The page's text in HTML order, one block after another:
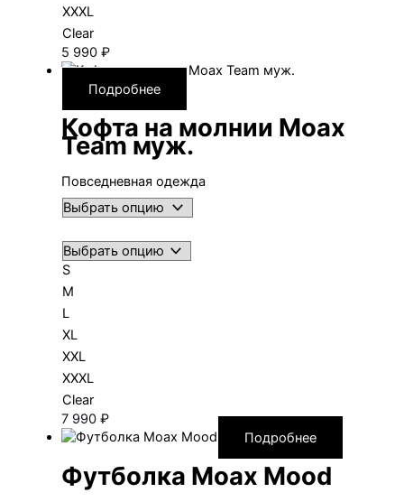
XXXL
Clear
5 990 ₽
Подробнее
Кофта на молнии Moax
Team муж.
Повседневная одежда
S
M
L
XL
XXL
XXXL
Clear
7 990 ₽
Подробнее
Футболка Moax Mood